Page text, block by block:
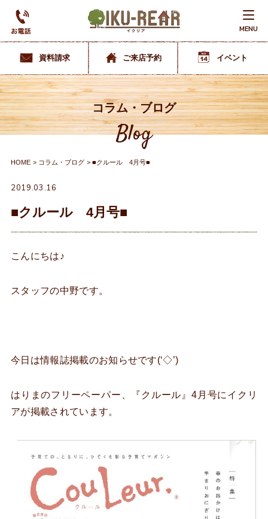
MENU
資料請求 ご来店予約 イベント
コラム・ブログ
Blog
HOME コラム・ブログ ■クルール 4月号■
2019.03.16
■クルール 4月号■
こんにちは♪
スタッフの中野です。
今日は情報誌掲載のお知らせです(‘◇’)ゞ
はりまのフリーペーパー、『クルール』4月号にイクリ
アが掲載されています。